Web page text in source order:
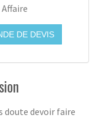
DE DEVIS
doute devoir faire